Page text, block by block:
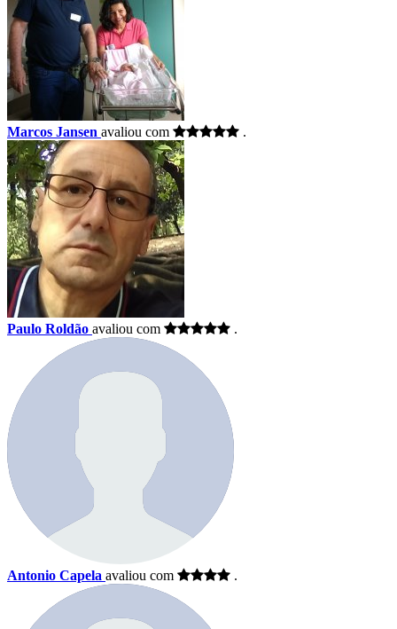
Marcos Jansen avaliou com .
Paulo Roldão avaliou com .
Antonio Capela avaliou com .